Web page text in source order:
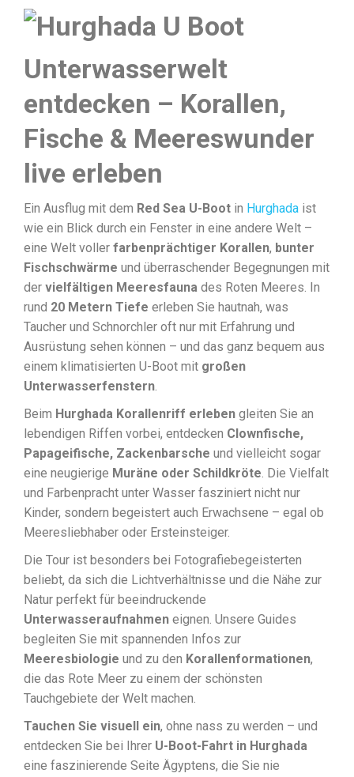
Unterwasserwelt
entdecken – Korallen,
Fische & Meereswunder
live erleben
Ein Ausflug mit dem Red Sea U-Boot in Hurghada ist
wie ein Blick durch ein Fenster in eine andere Welt –
eine Welt voller farbenprächtiger Korallen, bunter
Fischschwärme und überraschender Begegnungen mit
der vielfältigen Meeresfauna des Roten Meeres. In
rund 20 Metern Tiefe erleben Sie hautnah, was
Taucher und Schnorchler oft nur mit Erfahrung und
Ausrüstung sehen können – und das ganz bequem aus
einem klimatisierten U-Boot mit großen
Unterwasserfenstern.
Beim Hurghada Korallenriff erleben gleiten Sie an
lebendigen Riffen vorbei, entdecken Clownfische,
Papageifische, Zackenbarsche und vielleicht sogar
eine neugierige Muräne oder Schildkröte. Die Vielfalt
und Farbenpracht unter Wasser fasziniert nicht nur
Kinder, sondern begeistert auch Erwachsene – egal ob
Meeresliebhaber oder Ersteinsteiger.
Die Tour ist besonders bei Fotografiebegeisterten
beliebt, da sich die Lichtverhältnisse und die Nähe zur
Natur perfekt für beeindruckende
Unterwasseraufnahmen eignen. Unsere Guides
begleiten Sie mit spannenden Infos zur
Meeresbiologie und zu den Korallenformationen,
die das Rote Meer zu einem der schönsten
Tauchgebiete der Welt machen.
Tauchen Sie visuell ein, ohne nass zu werden – und
entdecken Sie bei Ihrer U-Boot-Fahrt in Hurghada
eine faszinierende Seite Ägyptens, die Sie nie